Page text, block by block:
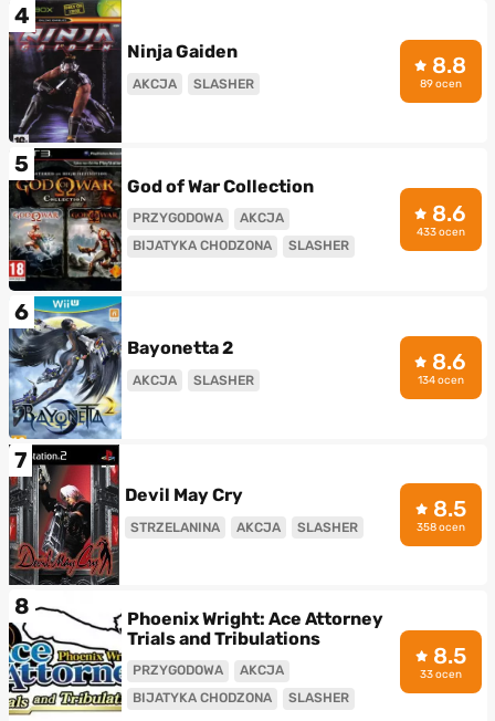
4
Ninja Gaiden
AKCJA SLASHER
8.8
89 ocen
5
God of War Collection
PRZYGODOWA
AKCJA
BIJATYKA CHODZONA
SLASHER
8.6
433 ocen
6
Bayonetta 2
AKCJA SLASHER
8.6
134 ocen
7
Devil May Cry
STRZELANINA AKCJA SLASHER
8.5
358 ocen
8
Phoenix Wright: Ace Attorney
Trials and Tribulations
PRZYGODOWA
AKCJA
BIJATYKA CHODZONA
SLASHER
8.5
33 ocen